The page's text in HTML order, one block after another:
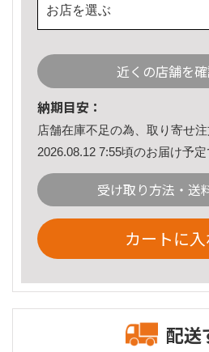
お店を選ぶ
近くの店舗を
納期目安：
店舗在庫不足の為、取り寄せ注
2026.08.12 7:55頃のお届け予定
受け取り方法・送
カートに
配送